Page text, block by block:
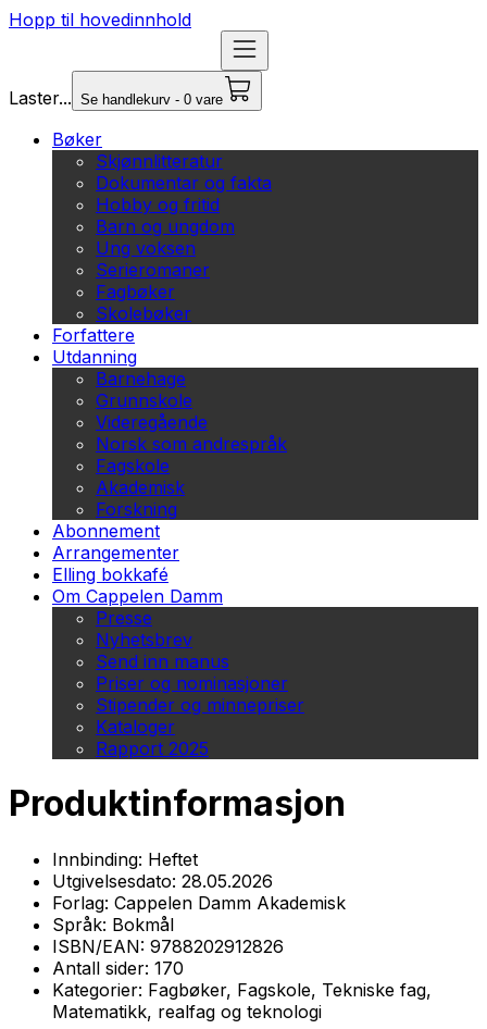
Hopp til hovedinnhold
Laster... Se handlekurv - 0 vare
Bøker
Skjønnlitteratur
Dokumentar og fakta
Hobby og fritid
Barn og ungdom
Ung voksen
Serieromaner
Fagbøker
Skolebøker
Forfattere
Utdanning
Barnehage
Grunnskole
Videregående
Norsk som andrespråk
Fagskole
Akademisk
Forskning
Abonnement
Arrangementer
Elling bokkafé
Om Cappelen Damm
Presse
Nyhetsbrev
Send inn manus
Priser og nominasjoner
Stipender og minnepriser
Kataloger
Rapport 2025
Produktinformasjon
Innbinding: Heftet
Utgivelsesdato: 28.05.2026
Forlag: Cappelen Damm Akademisk
Språk: Bokmål
ISBN/EAN: 9788202912826
Antall sider: 170
Kategorier: Fagbøker, Fagskole, Tekniske fag,
Matematikk, realfag og teknologi